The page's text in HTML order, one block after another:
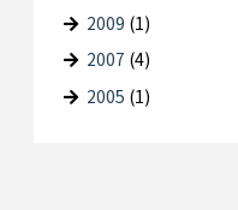
2009 (1)
2007 (4)
2005 (1)